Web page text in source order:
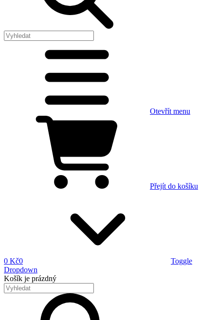
Otevřít menu
Přejít do košíku
0 Kč0
Toggle
Dropdown
Košík je prázdný